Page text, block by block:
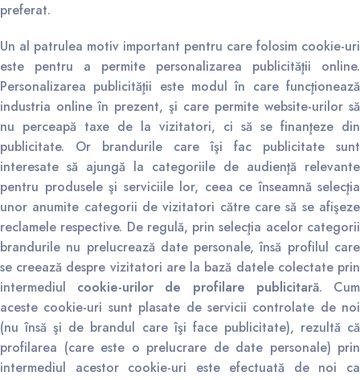
preferat.
Un al patrulea motiv important pentru care folosim cookie-uri
este pentru a permite personalizarea publicităţii online.
Personalizarea publicităţii este modul în care funcţionează
industria online în prezent, şi care permite website-urilor să
nu perceapă taxe de la vizitatori, ci să se finanţeze din
publicitate. Or brandurile care îşi fac publicitate sunt
interesate să ajungă la categoriile de audienţă relevante
pentru produsele şi serviciile lor, ceea ce înseamnă selecţia
unor anumite categorii de vizitatori către care să se afişeze
reclamele respective. De regulă, prin selecţia acelor categorii
brandurile nu prelucrează date personale, însă profilul care
se creează despre vizitatori are la bază datele colectate prin
intermediul cookie-urilor de profilare publicitară. Cum
aceste cookie-uri sunt plasate de servicii controlate de noi
(nu însă şi de brandul care îşi face publicitate), rezultă că
profilarea (care este o prelucrare de date personale) prin
intermediul acestor cookie-uri este efectuată de noi ca